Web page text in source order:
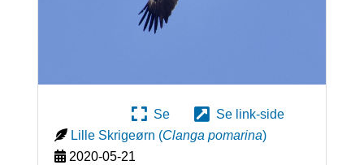
Se
Se link-side
Lille Skrigeørn (Clanga pomarina)
2020-05-21